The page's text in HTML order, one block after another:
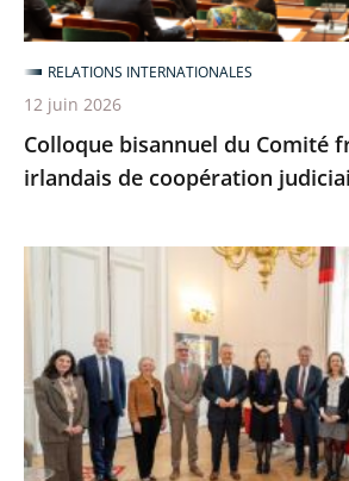
coopération
judiciaire
Colloque bisannuel du Comité
irlandais de coopération
RELATIONS INTERNATIONALES
12 juin 2026
Séminaire
bilatéral
Conseil
d’État
grec